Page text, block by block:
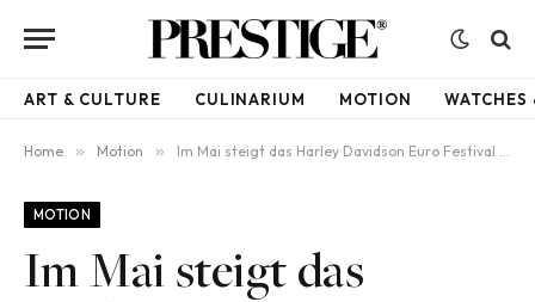
ART & CULTURE CULINARIUM MOTION WATCHES
Home » Motion » Im Mai steigt das Harley Davidson Euro Festival am Golf von Saint-Tropez – Ein Fest der Bikes, der Musik und des Harley-Davidson Lifestyles
MOTION
Im Mai steigt das